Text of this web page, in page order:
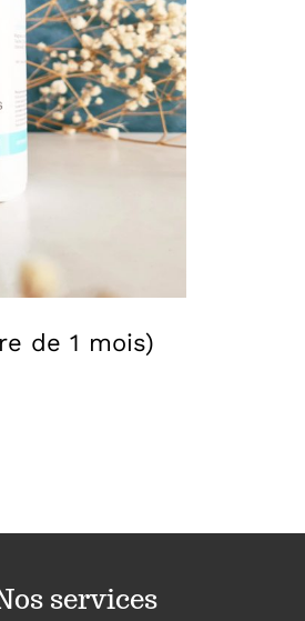
de 1 mois)
services